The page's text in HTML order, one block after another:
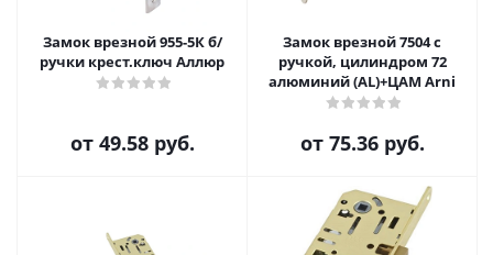
Замок врезной 955-5К б/
ручки крест.ключ Аллюр
от 49.58 руб.
Замок врезной 7504 с
ручкой, цилиндром 72
алюминий (AL)+ЦАМ Arni
от 75.36 руб.